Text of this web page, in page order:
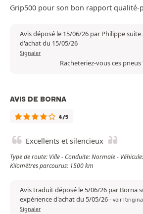
Grip500 pour son bon rapport qualité-
Avis déposé le 15/06/26 par Philippe
d'achat du 15/05/26
Signaler
Racheteriez-vous ces pneus
AVIS DE BORNA
4/5
Excellents et silencieux
Type de route: Ville - Conduite: Normale -
Kilomètres parcourus: 1500 km
Avis traduit déposé le 5/06/26 par Borna
expérience d'achat du 5/05/26- voir
Signaler